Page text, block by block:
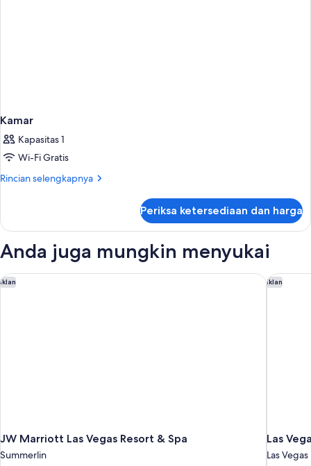
Kamar
Kapasitas 1
Wi-Fi Gratis
Rincian selengkapnya
Rincian
Kamar
Periksa ketersediaan dan harga
Anda juga mungkin menyukai
Iklan
JW Marriott Las Vegas Resort & Spa
Summerlin
JW Marriott Las Vegas Resort & Spa Iklan
Las
Las Vegas
Las